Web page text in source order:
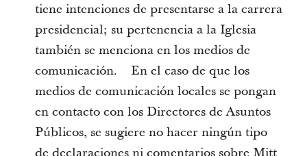
tiene intenciones de presentarse a la carrera
presidencial; su pertenencia a la Iglesia
también se menciona en los medios de
comunicación. En el caso de que los
medios de comunicación locales se pongan
en contacto con los Directores de Asuntos
Públicos, se sugiere no hacer ningún tipo